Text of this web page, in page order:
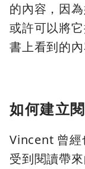
的內容，因
或許可以將
書上看到的內
如何建立
Vincent 曾經
受到閱讀帶